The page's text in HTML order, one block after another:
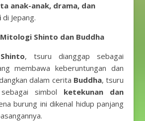
anak-anak, drama, dan
di Jepang.
Shinto dan Buddha
Shinto, tsuru dianggap sebagai
membawa keberuntungan dan
dalam cerita Buddha, tsuru
simbol ketekunan dan
burung ini dikenal hidup panjang